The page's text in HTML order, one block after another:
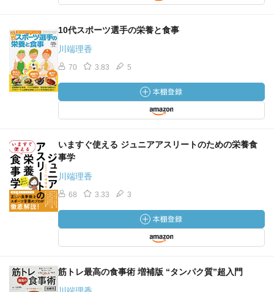
10代スポーツ選手の栄養と食事
川端理香
70 3.83 5
いますぐ使える ジュニアアスリートのための栄養食
事学
川端理香
68 3.33 3
筋トレ最高の食事術 増補版 “タンパク質”超入門